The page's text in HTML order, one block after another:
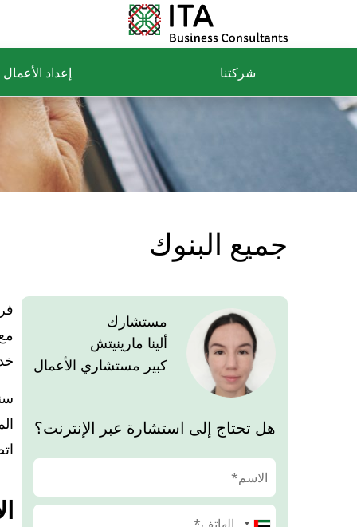
شركتنا إعداد الأعمال
جميع البنوك
مستشارك
ألينا مارينيتش
كبير مستشاري الأعمال
هل تحتاج إلى استشارة عبر الإنترنت؟